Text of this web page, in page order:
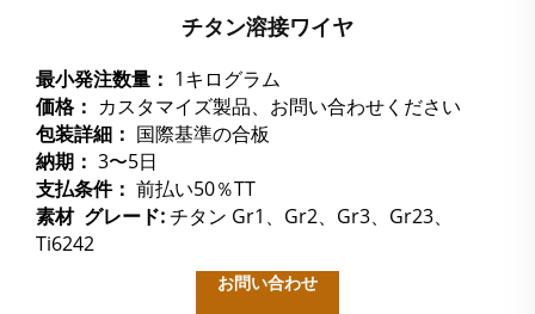
チタン溶接ワイヤ
最小発注数量： 1キログラム
価格： カスタマイズ製品、お問い合わせください
包装詳細： 国際基準の合板
納期： 3〜5日
支払条件： 前払い50％TT
素材 グレード:チタン Gr1、Gr2、Gr3、Gr23、
Ti6242
お問い合わせ